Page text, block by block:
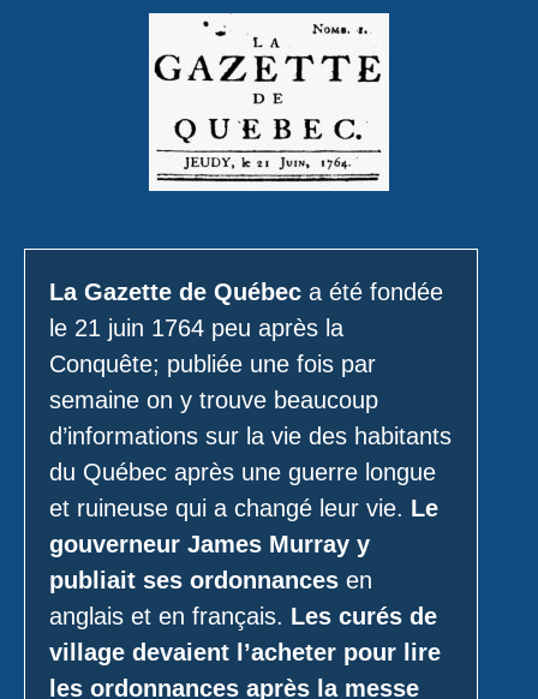
La Gazette de Québec a été fondée
le 21 juin 1764 peu après la
Conquête; publiée une fois par
semaine on y trouve beaucoup
d’informations sur la vie des habitants
du Québec après une guerre longue
et ruineuse qui a changé leur vie. Le
gouverneur James Murray y
publiait ses ordonnances en
anglais et en français. Les curés de
village devaient l’acheter pour lire
les ordonnances après la messe